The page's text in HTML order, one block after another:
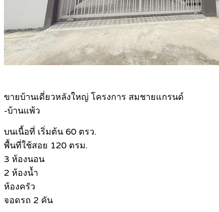
ขายบ้านเดี่ยวหลังใหญ่ โครงการ สมชายแกรนด์
-บ้านแพ้ว
บนเนื้อที่ เริ่มต้น 60 ตรว.
พื้นที่ใช้สอย 120 ตรม.
3 ห้องนอน
2 ห้องน้ำ
ห้องครัว
จอดรถ 2 คัน